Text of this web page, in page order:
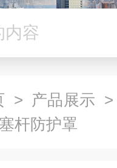
> 产品展示
杆防护罩